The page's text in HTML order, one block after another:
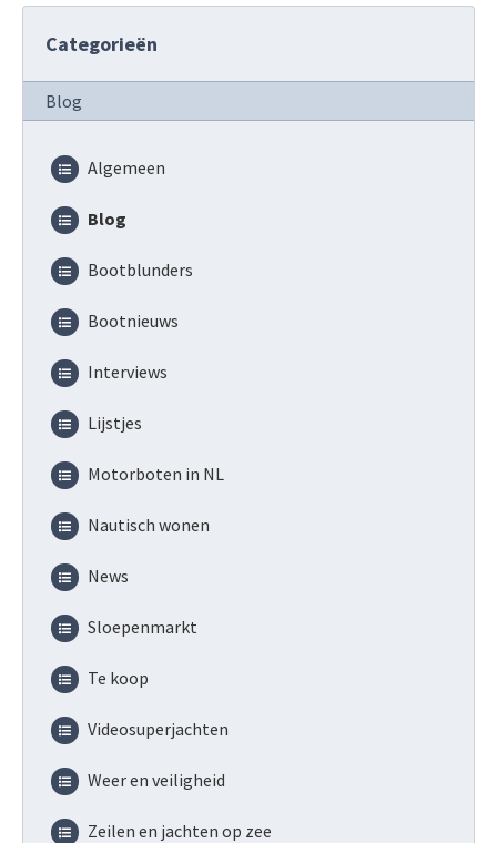
Categorieën
Blog
Algemeen
Blog
Bootblunders
Bootnieuws
Interviews
Lijstjes
Motorboten in NL
Nautisch wonen
News
Sloepenmarkt
Te koop
Videosuperjachten
Weer en veiligheid
Zeilen en jachten op zee